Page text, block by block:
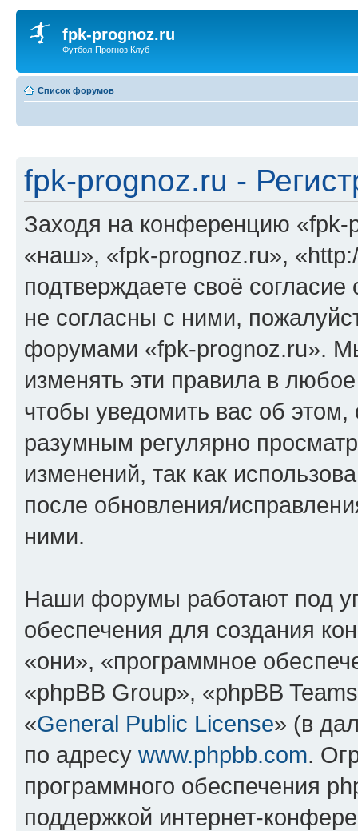
fpk-prognoz.ru
Футбол-Прогноз Клуб
Список форумов
fpk-prognoz.ru -
Заходя на конференцию
«наш», «fpk-prognoz.ru»,
подтверждаете своё
не согласны с ними,
форумами «fpk-prognoz.ru».
изменять эти правила в
чтобы уведомить вас об
разумным регулярно
изменений, так как
после обновления/
ними.
Наши форумы работают под
обеспечения для создания
«они», «программное
«phpBB Group», «phpBB
«General Public License» (в
по адресу www.phpbb.com.
программного обеспечения
поддержкой интернет-